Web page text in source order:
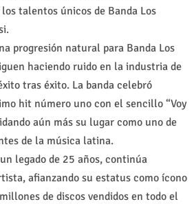
talentos únicos de Banda Los
progresión natural para Banda Los
haciendo ruido en la industria de
tras éxito. La banda celebró
hit número uno con el sencillo “Voy
aún más su lugar como uno de
de la música latina.
legado de 25 años, continúa
afianzando su estatus como ícono
de discos vendidos en todo el